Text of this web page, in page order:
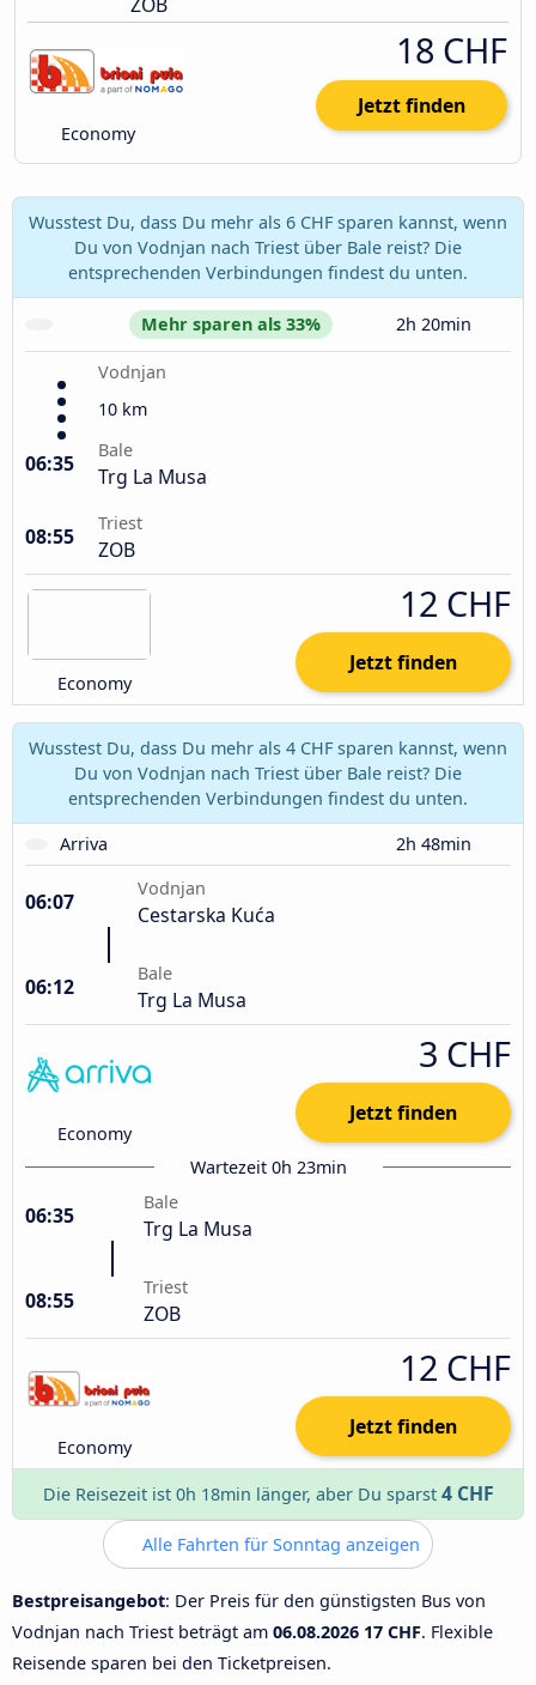
Economy
18 CHF
Jetzt finden
Wusstest Du, dass Du mehr als 6 CHF sparen kannst, wenn
Du von Vodnjan nach Triest über Bale reist? Die
entsprechenden Verbindungen findest du unten.
Mehr sparen als 33% 2h 20min
Vodnjan
10 km
06:35
Bale
Trg La Musa
08:55
Triest
ZOB
Economy
12 CHF
Jetzt finden
Wusstest Du, dass Du mehr als 4 CHF sparen kannst, wenn
Du von Vodnjan nach Triest über Bale reist? Die
entsprechenden Verbindungen findest du unten.
Arriva
2h 48min
06:07
Vodnjan
Cestarska Kuća
06:12
Bale
Trg La Musa
Economy
3 CHF
Jetzt finden
Wartezeit 0h 23min
06:35
Bale
Trg La Musa
08:55
Triest
ZOB
Economy
12 CHF
Jetzt finden
Die Reisezeit ist 0h 18min länger, aber Du sparst 4 CHF
Alle Fahrten für Sonntag anzeigen
Bestpreisangebot: Der Preis für den günstigsten Bus von
Vodnjan nach Triest beträgt am 06.08.2026 17 CHF. Flexible
Reisende sparen bei den Ticketpreisen.